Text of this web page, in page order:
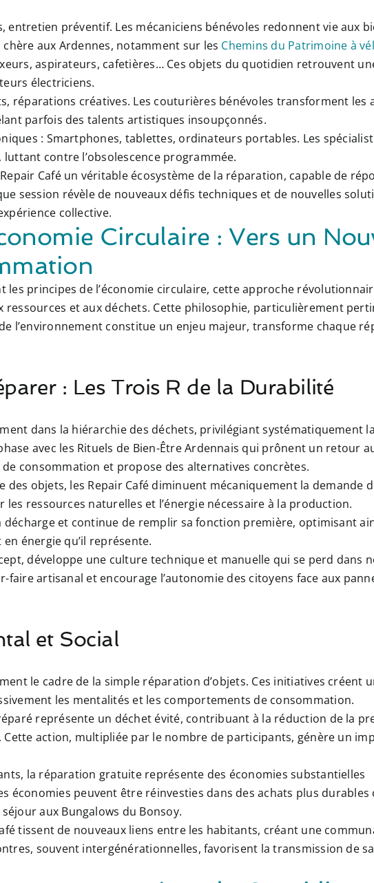
entretien préventif. Les mécaniciens bénévoles redonnent vie aux
aux Ardennes, notamment sur les Chemins du Patrimoine à
aspirateurs, cafetières… Ces objets du quotidien retrouvent
électriciens.
réparations créatives. Les couturières bénévoles transforment les
parfois des talents artistiques insoupçonnés.
: Smartphones, tablettes, ordinateurs portables. Les
contre l’obsolescence programmée.
Café un véritable écosystème de la réparation, capable de
session révèle de nouveaux défis techniques et de nouvelles
collective.
Circulaire : Vers un
les principes de l’économie circulaire, cette approche
et aux déchets. Cette philosophie, particulièrement
l’environnement constitue un enjeu majeur, transforme chaque
: Les Trois R de la Durabilité
dans la hiérarchie des déchets, privilégiant systématiquement
avec les Rituels de Bien-Être Ardennais qui prônent un retour
consommation et propose des alternatives concrètes.
des objets, les Repair Café diminuent mécaniquement la demande
ressources naturelles et l’énergie nécessaire à la production.
décharge et continue de remplir sa fonction première, optimisant
énergie qu’il représente.
développe une culture technique et manuelle qui se perd dans
faire artisanal et encourage l’autonomie des citoyens face aux
et Social
le cadre de la simple réparation d’objets. Ces initiatives créent
les mentalités et les comportements de consommation.
représente un déchet évité, contribuant à la réduction de la
action, multipliée par le nombre de participants, génère un
la réparation gratuite représente des économies substantielles
économies peuvent être réinvesties dans des achats plus durables
aux Bungalows du Bonsoy.
tissent de nouveaux liens entre les habitants, créant une
souvent intergénérationnelles, favorisent la transmission de